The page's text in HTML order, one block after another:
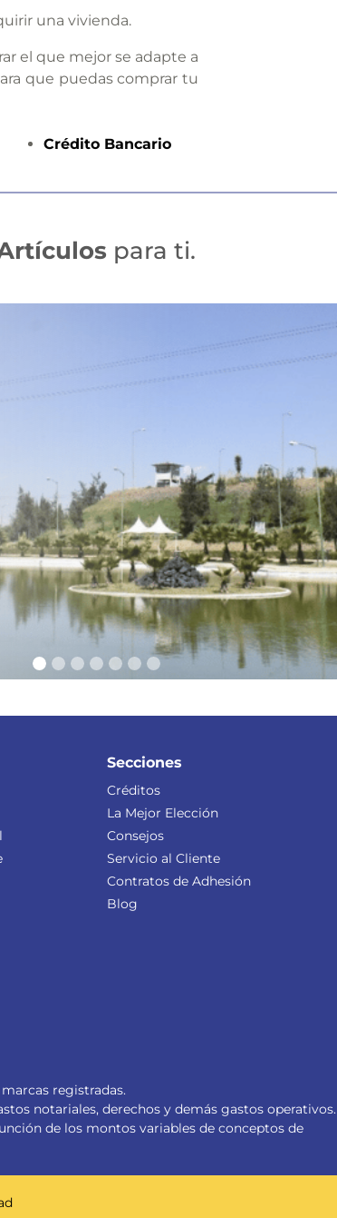
una vivienda.
el que mejor se adapte a
que puedas comprar tu
Crédito Bancario
para ti.
Secciones
Créditos
La Mejor Elección
Consejos
Servicio al Cliente
Contratos de Adhesión
Blog
registradas.
notariales, derechos y demás gastos operativos.
de los montos variables de conceptos de